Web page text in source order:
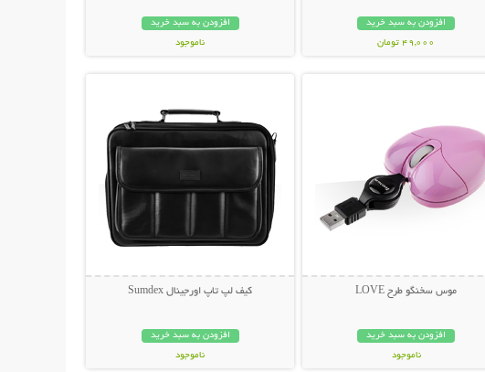
افزودن به سبد خرید
49,000 تومان
افزودن به سبد خرید
ناموجود
موس سخنگو طرح LOVE
افزودن به سبد خرید
ناموجود
کیف لپ تاپ اورجینال Sumdex
افزودن به سبد خرید
ناموجود